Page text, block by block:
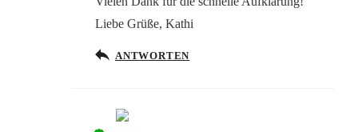
Liebe Grüße, Kathi
ANTWORTEN